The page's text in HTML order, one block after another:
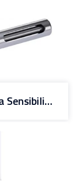
Probetas de Erosión de Alta Sensibilidad Microcor